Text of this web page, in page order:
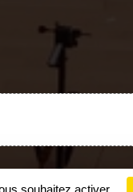
Gestion des cookies
souhaitez activer